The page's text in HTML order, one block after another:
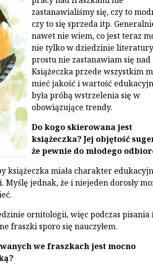
zastanawialiśmy się, czy to
czy to się sprzeda itp.
nawet nie wiem, co jest teraz
nie tylko w dziedzinie
prostu nie zastanawiam się nad
Książeczka przede wszystkim
mieć jakość i wartość
była próbą wstrzelenia się w
obowiązujące trendy.
Do kogo skierowana jest
książeczka? Jej objętość
że pewnie do młodego
książeczka miała charakter
Myślę jednak, że i niejeden dorosły
ornitologii, więc podczas pisania
fraszki sporo się nauczyłem.
we fraszkach jest mocno